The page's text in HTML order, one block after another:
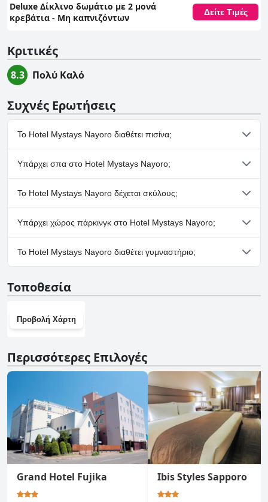
Deluxe Δίκλινο δωμάτιο με 2 μονά
κρεβάτια - Μη καπνιζόντων
Δείτε Τιμές
Κριτικές
8.3 Πολύ Καλό
Συχνές Ερωτήσεις
Το Hotel Mystays Nayoro διαθέτει πισίνα;
Όχι, το Hotel Mystays Nayoro δεν διαθέτει πισίνα.
Υπάρχει σπα στο Hotel Mystays Nayoro;
Όχι, το Hotel Mystays Nayoro δεν διαθέτει σπα.
Το Hotel Mystays Nayoro δέχεται σκύλους;
Όχι, το Hotel Mystays Nayoro δεν δέχεται σκύλους.
Υπάρχει χώρος πάρκινγκ στο Hotel Mystays Nayoro;
Ναι, υπάρχουν εγκαταστάσεις πάρκινγκ στο Hotel Mystays
Nayoro.
Το Hotel Mystays Nayoro διαθέτει γυμναστήριο;
Τοποθεσία
Προβολή Χάρτη
Περισσότερες Επιλογές
Grand Hotel Fujika Ibis Styles Sapporo